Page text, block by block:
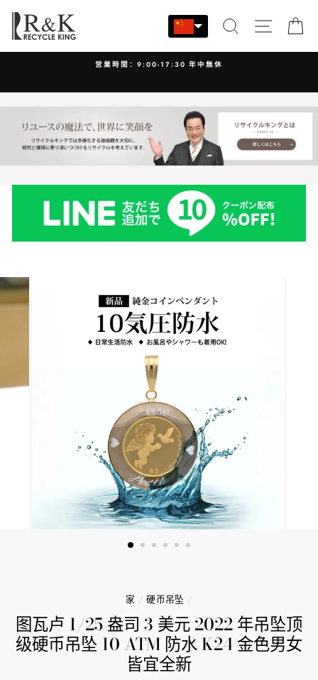
容
搜索 站点导航
営業時間：9:00-17:30 年中無休
家 / 硬币吊坠 /
图瓦卢 1/25 盎司 3 美元 2022 年吊坠顶
级硬币吊坠 10 ATM 防水 K24 金色男女
皆宜全新